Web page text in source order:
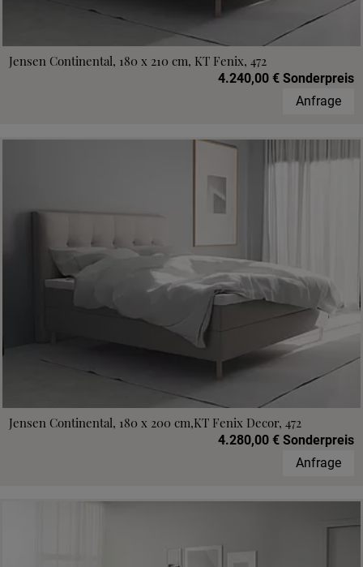
Jensen Continental, 180 x 210 cm, KT Fenix, 472
4.240,00 € Sonderpreis
Anfrage
Jensen Continental, 180 x 200 cm,KT Fenix Decor, 472
4.280,00 € Sonderpreis
Anfrage